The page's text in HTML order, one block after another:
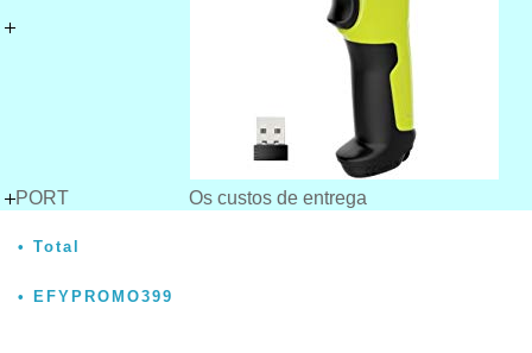
PORT Os custos de entrega
Total
EFYPROMO399